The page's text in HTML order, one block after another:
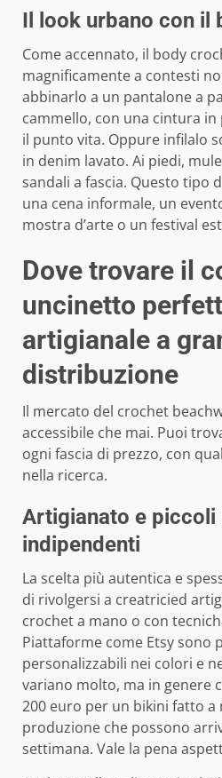
Il look urbano con il
Come accennato, il body
magnificamente a contesti
abbinarlo a un pantalone a
cammello, con una cintura
il punto vita. Oppure infilalo
in denim lavato. Ai piedi,
sandali a fascia. Questo tipo
una cena informale, un
mostra d’arte o un festival
Dove trovare il
uncinetto
artigianale a
distribuzione
Il mercato del crochet
accessibile che mai. Puoi
ogni fascia di prezzo, con
nella ricerca.
Artigianato e piccoli
indipendenti
La scelta più autentica e
di rivolgersi a creatricied
crochet a mano o con
Piattaforme come Etsy sono
personalizzabili nei colori e
variano molto, ma in genere
200 euro per un bikini fatto a
produzione che possono
settimana. Vale la pena